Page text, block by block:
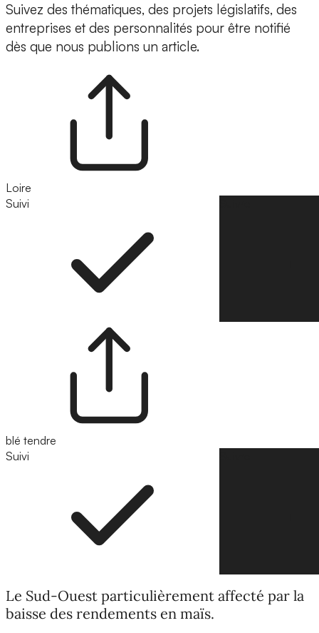
Suivez des thématiques, des projets législatifs, des
entreprises et des personnalités pour être notifié
dès que nous publions un article.
Loire
Suivi
blé tendre
Suivi
Le Sud-Ouest particulièrement affecté par la
baisse des rendements en maïs.